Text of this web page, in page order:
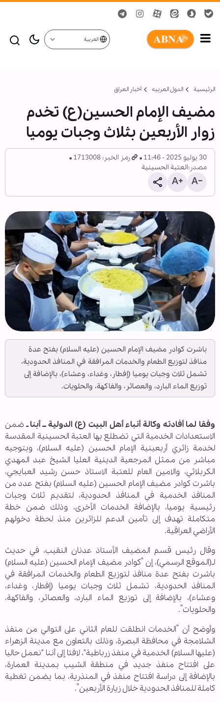
العربية
الرئيسية الدول العربیه أخبار العراق
مضيف الإمام الحسين(ع) تخدم
زوار الأربعين بثلاث وجبات يوميا
30 يوليو 2025 - 11:46
رمز الخبر: 1713008
مصدر:العتبة الحسينية
باشرت كوادر مضيف الإمام الحسين (عليه السلام) بفتح عدة
منافذ لتوزيع الطعام والخدمات المرافقة في المنافذ الحدودية،
تشمل ثلاث وجبات يوميا (إفطار، وغداء، وعشاء)، بالإضافة إلى
توزيع الماء البارد، والعصائر، والفاكهة، والحلويات.
وفقا لما أفادته وكالة أنباء أهل البيت (ع) الدولية ــ أبنا ـضمن
الاستعدادات الخدمية التي تضطلع بها العتبة الحسينية المقدسة
لخدمة زائري أربعينية الإمام الحسين (عليه السلام)، وبتوجيه
مباشر من ممثل المرجعية الدينية العليا الشيخ عبد المهدي
الكربلائي، والامين العام للعتبة الاستاذ حسن رشيد العبايجي،
باشرت كوادر مضيف الإمام الحسين (عليه السلام) بفتح عدد من
المنافذ الخدمية في المنافذ الحدودية، لتقديم ثلاث وجبات
رئيسية يوميا، بالإضافة الخدمات الأخرى، وذلك ضمن خطة
متكاملة تهدف إلى تأمين الدعم للزائرين منذ لحظة دخولهم
الأراضي العراقية.
وقال رئيس قسم المضيف الأستاذ عدنان النقيب، في حديث
لـ(الموقع الرسمي)، إن “كوادر مضيف الإمام الحسين (عليه السلام)
باشرت بفتح عدة منافذ لتوزيع الطعام والخدمات المرافقة في
المنافذ الحدودية، تشمل ثلاث وجبات يوميا (إفطار، وغداء،
وعشاء)، بالإضافة إلى توزيع الماء البارد، والعصائر، والفاكهة،
والحلويات”.
وأوضح أن “الخدمات انطلقت للعام الثاني على التوالي من منفذ
الشلامجة في محافظة البصرة، وذلك بالتعاون مع مدينة الزهراء
(عليها السلام) الخدمية في منفذ زرباطية"، لافتا إلى أننا "نعمل حاليا
على افتتاح منفذ جديد في منطقة الشيب بمدينة العمارة،
بالإضافة إلى دراسة افتتاح منفذ في المنذرية، بما يضمن تغطية
كاملة للمنافذ الحدودية خلال زيارة الأربعين”.